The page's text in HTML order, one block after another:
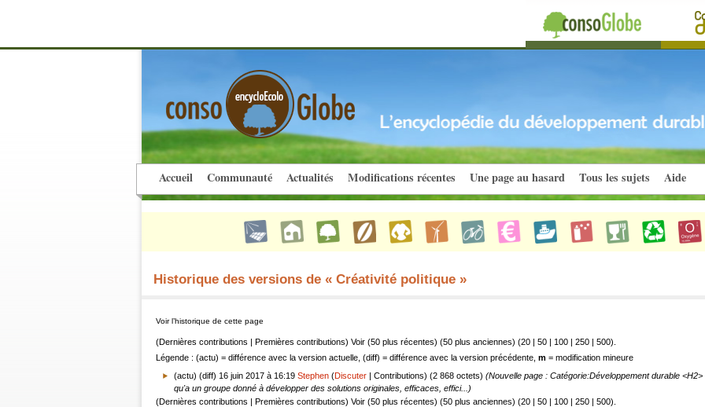
Accueil Communauté Actualités Modifications récentes Une page au hasard Tous les sujets Aide
Historique des versions de « Créativité politique »
Voir l’historique de cette page
(Dernières contributions | Premières contributions) Voir (50 plus récentes) (50 plus anciennes) (20| 50| 100| 250| 500).
Légende : (actu) = différence avec la version actuelle, (diff) = différence avec la version précédente, m= modification mineure
(actu) (diff) 16 juin 2017 à 16:19 Stephen(Discuter| Contributions) (2 868 octets) (Nouvelle page : Catégorie:Développement durable<H2>
qu'a un groupe donné à développer des solutions originales, efficaces, effici...)
(Dernières contributions | Premières contributions) Voir (50 plus récentes) (50 plus anciennes) (20| 50| 100| 250| 500).